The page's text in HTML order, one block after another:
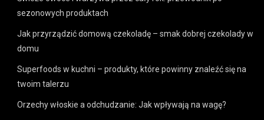
sezonowych produktach
Jak przyrządzić domową czekoladę – smak dobrej czekolady w
domu
Superfoods w kuchni – produkty, które powinny znaleźć się na
twoim talerzu
Orzechy włoskie a odchudzanie: Jak wpływają na wagę?